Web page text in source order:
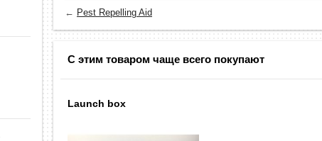
← Pest Repelling Aid
С этим товаром чаще всего покупают
Launch box